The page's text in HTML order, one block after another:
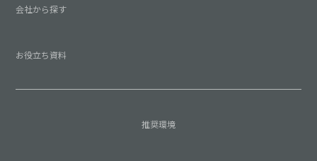
会社から探す
お役立ち資料
推奨環境